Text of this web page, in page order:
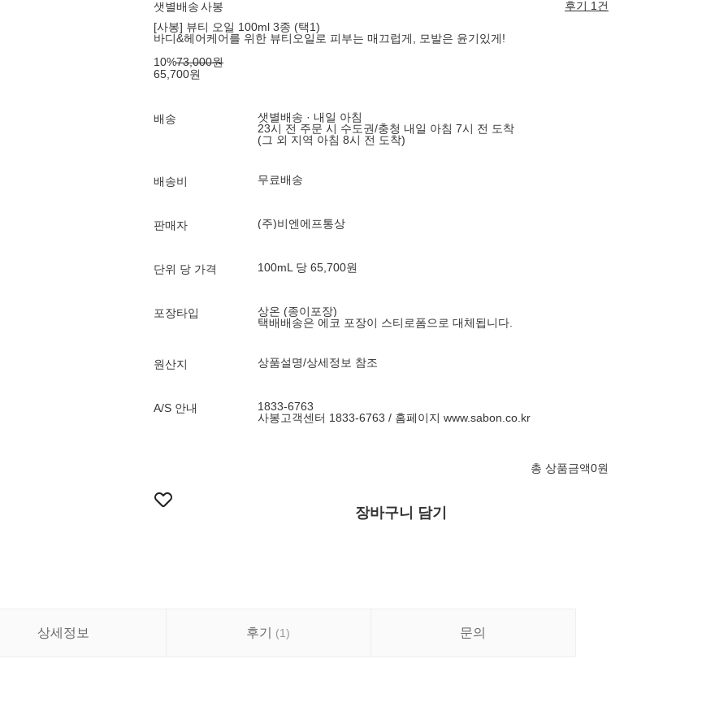
샛별배송사봉
후기 1건
[사봉] 뷰티 오일 100ml 3종 (택1)
바디&헤어케어를 위한 뷰티오일로 피부는 매끄럽게, 모발은 윤기있게!
10%73,000원
65,700원
배송
샛별배송 · 내일 아침
23시 전 주문 시 수도권/충청 내일 아침 7시 전 도착
(그 외 지역 아침 8시 전 도착)
배송비 무료배송
판매자 (주)비엔에프통상
단위 당 가격 100mL 당 65,700원
포장타입
상온 (종이포장)
택배배송은 에코 포장이 스티로폼으로 대체됩니다.
원산지 상품설명/상세정보 참조
A/S 안내
1833-6763
사봉고객센터 1833-6763 / 홈페이지 www.sabon.co.kr
총 상품금액0원
장바구니 담기
상세정보 후기 (1) 문의